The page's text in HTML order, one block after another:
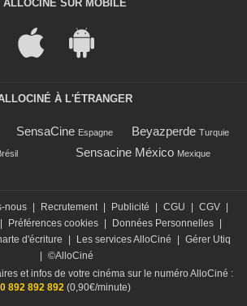
ALLOCINÉ SUR MOBILE
À L'ÉTRANGER
SensaCine Espagne Beyazperde Turquie
Sensacine México Mexique
nous Recrutement Publicité CGU CGV
Préférences cookies Données Personnelles
d'écriture Les services AlloCiné
Gérer Utiq
©AlloCiné
et infos de votre cinéma sur le numéro AlloCiné :
0 892 892 892(0,90€/minute)